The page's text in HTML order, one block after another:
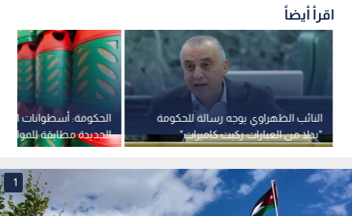
اقرأ أيضاً
الحكومة: أسطوانات الغاز
الجديدة مطابقة
في الأردن
النائب الظهراوي يوجه رسالة للحكومة
"بدلا من العبارات ركبت كاميرات"
1